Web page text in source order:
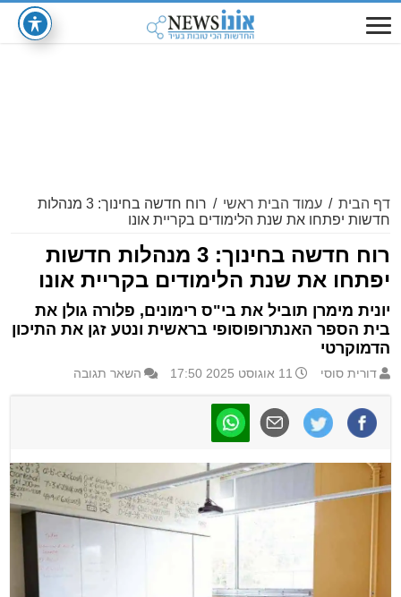
דף הבית / עמוד הבית ראשי /
רוח חדשה בחינוך: 3 מנהלות
חדשות יפתחו את שנת הלימודים בקריית אונו
רוח חדשה בחינוך: 3 מנהלות חדשות
יפתחו את שנת הלימודים בקריית אונו
יונית מימרן תוביל את בי"ס רימונים, פלורה גולן את
בית הספר האנתרופוסופי בראשית ונטע זגן את התיכון
הדמוקרטי
דורית סוסי 11 אוגוסט 2025 17:50 השאר תגובה